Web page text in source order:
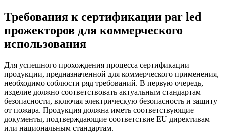
Требования к сертификации par led
прожекторов для коммерческого
использования
Для успешного прохождения процесса сертификации
продукции, предназначенной для коммерческого применения,
необходимо соблюсти ряд требований. В первую очередь,
изделие должно соответствовать актуальным стандартам
безопасности, включая электрическую безопасность и защиту
от пожара. Продукция должна иметь соответствующие
документы, подтверждающие соответствие EU директивам
или национальным стандартам.